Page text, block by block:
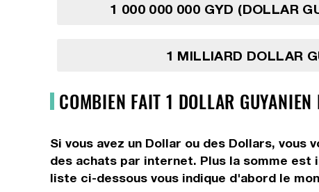
1 000 000 000 GYD (DOLLAR
1 MILLIARD DOLLAR
COMBIEN FAIT 1 DOLLAR
Si vous avez un Dollar ou des Dollars,
des achats par internet. Plus la somme
liste ci-dessous vous indique d'abord le